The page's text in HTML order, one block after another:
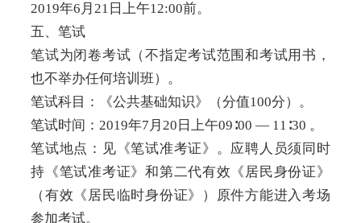
2019年6月21日上午12:00前。
五、笔试
笔试为闭卷考试（不指定考试范围和考试用书，
也不举办任何培训班）。
笔试科目：《公共基础知识》（分值100分）。
笔试时间：2019年7月20日上午09∶00 — 11∶30 。
笔试地点：见《笔试准考证》。应聘人员须同时
持《笔试准考证》和第二代有效《居民身份证》
（有效《居民临时身份证》）原件方能进入考场
参加考试。